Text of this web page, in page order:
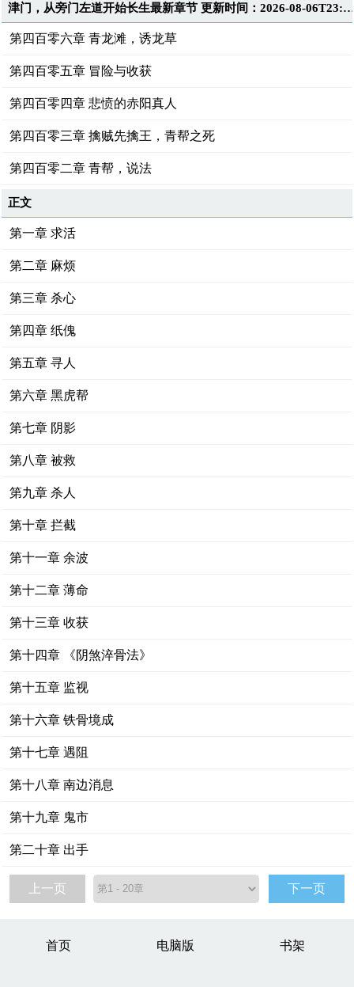
津门，从旁门左道开始长生最新章节 更新时间：
第四百零六章 青龙滩，诱龙草
第四百零五章 冒险与收获
第四百零四章 悲愤的赤阳真人
第四百零三章 擒贼先擒王，青帮之死
第四百零二章 青帮，说法
正文
第一章 求活
第二章 麻烦
第三章 杀心
第四章 纸傀
第五章 寻人
第六章 黑虎帮
第七章 阴影
第八章 被救
第九章 杀人
第十章 拦截
第十一章 余波
第十二章 薄命
第十三章 收获
第十四章 《阴煞淬骨法》
第十五章 监视
第十六章 铁骨境成
第十七章 遇阻
第十八章 南边消息
第十九章 鬼市
第二十章 出手
上一页 下一页
首页 电脑版 书架